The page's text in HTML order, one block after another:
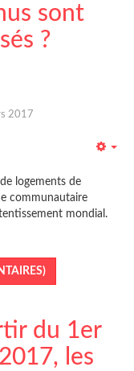
sont
?
2017
logements de
communautaire
mondial.
du 1er
les